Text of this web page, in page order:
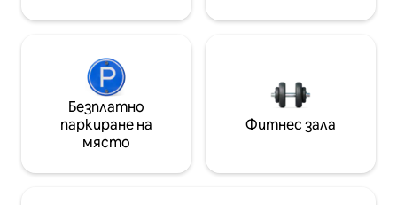
Безплатно
паркиране на
място
Фитнес зала